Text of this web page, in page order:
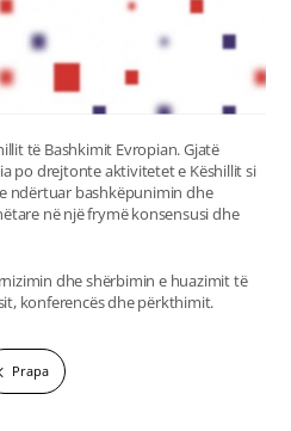
të Bashkimit Evropian. Gjatë
po drejtonte aktivitetet e Këshillit si
ndërtuar bashkëpunimin dhe
në një frymë konsensusi dhe
dhe shërbimin e huazimit të
konferencës dhe përkthimit.
Prapa